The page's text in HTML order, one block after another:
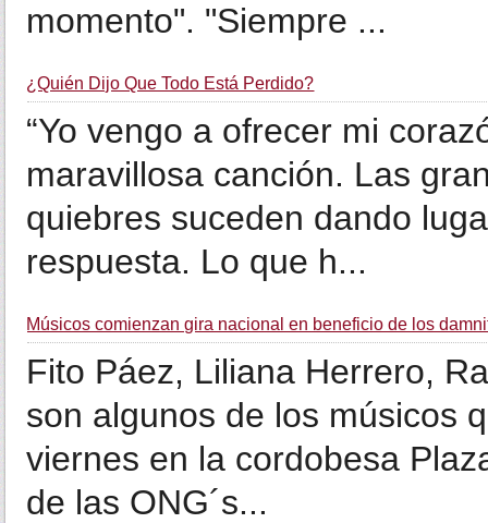
momento". "Siempre ...
¿Quién Dijo Que Todo Está Perdido?
“Yo vengo a ofrecer mi
maravillosa canción. Las
quiebres suceden dando
respuesta. Lo que h...
Músicos comienzan gira nacional en beneficio de los
Fito Páez, Liliana Herrero,
son algunos de los músicos
viernes en la cordobesa
de las ONG´s...